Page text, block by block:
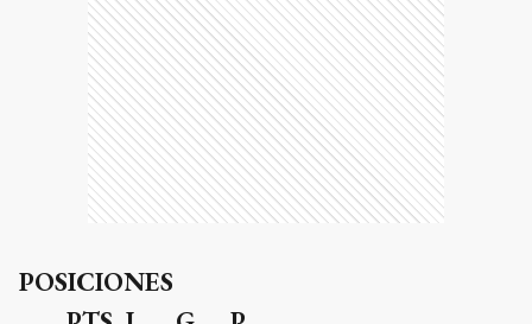
POSICIONES